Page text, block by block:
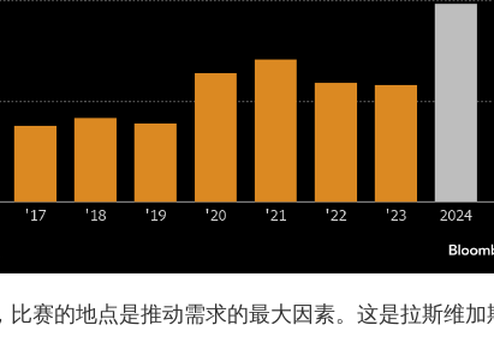
赛的地点是推动需求的最大因素。这是拉斯维加